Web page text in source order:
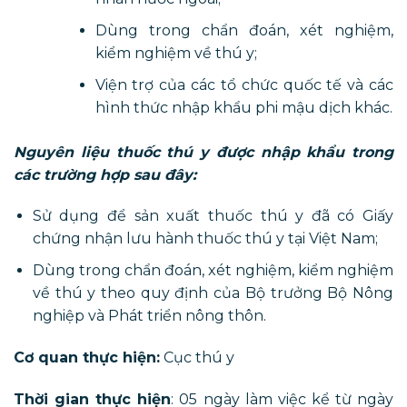
Dùng trong chẩn đoán, xét nghiệm,
kiểm nghiệm về thú y;
Viện trợ của các tổ chức quốc tế và các
hình thức nhập khẩu phi mậu dịch khác.
Nguyên liệu thuốc thú y được nhập khẩu trong
các trường hợp sau đây:
Sử dụng để sản xuất thuốc thú y đã có Giấy
chứng nhận lưu hành thuốc thú y tại Việt Nam;
Dùng trong chẩn đoán, xét nghiệm, kiểm nghiệm
về thú y theo quy định của Bộ trưởng Bộ Nông
nghiệp và Phát triển nông thôn.
Cơ quan thực hiện: Cục thú y
Thời gian thực hiện: 05 ngày làm việc kể từ ngày